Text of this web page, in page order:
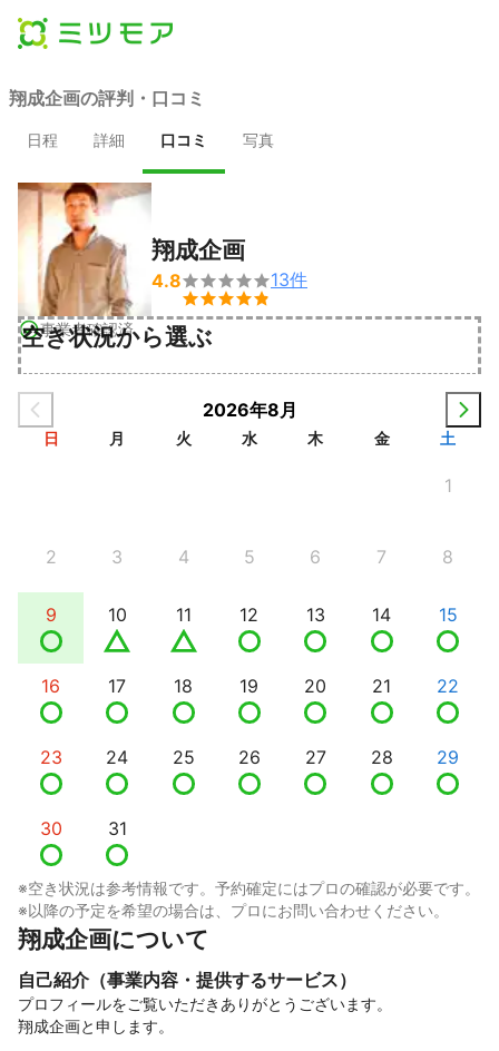
翔成企画の評判・口コミ
日程 詳細 口コミ 写真
事業者確認済
翔成企画
4.8

13件
空き状況から選ぶ
2026年8月
日 月 火 水 木 金 土
1
2 3 4 5 6 7 8
9 10 11 12 13 14 15
16 17 18 19 20 21 22
23 24 25 26 27 28 29
30 31
※空き状況は参考情報です。予約確定にはプロの確認が必要です。
※以降の予定を希望の場合は、プロにお問い合わせください。
翔成企画について
自己紹介（事業内容・提供するサービス）
プロフィールをご覧いただきありがとうございます。
翔成企画と申します。